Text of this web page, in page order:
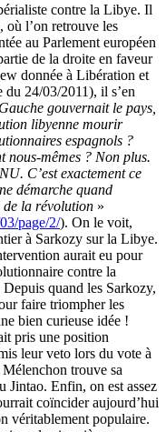
contre la Libye. Il
où l’on retrouve les
au Parlement européen
de la droite en faveur
donnée à Libération et
du 24/03/2011), il s’en
gouvernait le pays,
libyenne mourir
espagnols ?
nous-mêmes ? Non plus.
C’est exactement ce
démarche quand
de la révolution »
page/2/). On le voit,
à Sarkozy sur la Libye.
aurait eu pour
contre la
quand les Sarkozy,
faire triompher les
bien curieuse idée !
pris une position
leur veto lors du vote à
trouve sa
Jintao. Enfin, on est assez
coïncider aujourd’hui
véritablement populaire.